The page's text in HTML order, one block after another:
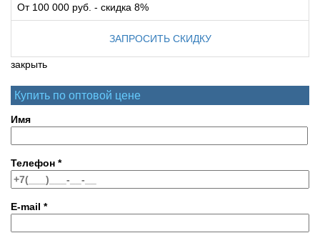
От 100 000 руб. - скидка 8%
ЗАПРОСИТЬ СКИДКУ
закрыть
Купить по оптовой цене
Имя
Телефон *
E-mail *